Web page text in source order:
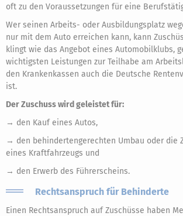
oft zu den Voraussetzungen für eine
Wer seinen Arbeits- oder Ausbildungsplatz
nur mit dem Auto erreichen kann, kann
klingt wie das Angebot eines Automobilklubs,
wichtigsten Leistungen zur Teilhabe am
den Krankenkassen auch die Deutsche
ist.
Der Zuschuss wird geleistet für:
→ den Kauf eines Autos,
→ den behindertengerechten Umbau oder die
eines Kraftfahrzeugs und
→ den Erwerb des Führerscheins.
Rechtsanspruch für Behinderte
Einen Rechtsanspruch auf Zuschüsse haben